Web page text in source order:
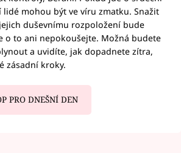
mohou být ve víru zmatku. Snažit
duševnímu rozpoložení bude
o to ani nepokoušejte. Možná budete
a uvidíte, jak dopadnete zítra,
zásadní kroky.
PRO DNEŠNÍ DEN